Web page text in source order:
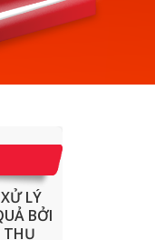
LÝ
BỞI
THỤ